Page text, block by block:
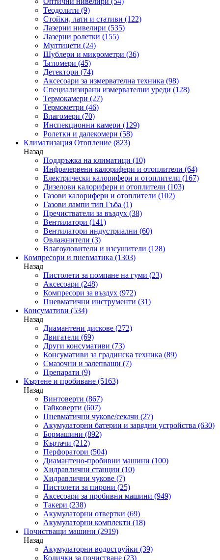
Теодолити (9)
Стойки, лати и стативи (122)
Лазерни нивелири (535)
Лазерни ролетки (155)
Мултицети (24)
Шублери и микрометри (36)
Ъгломери (45)
Детектори (74)
Аксесоари за измервателна техника (98)
Специализирани измервателни уреди (128)
Термокамери (27)
Термометри (46)
Влагомери (70)
Инспекционни камери (129)
Ролетки и далекомери (58)
Климатизация Отопление (823)
Назад
Поддръжка на климатици (10)
Инфрачервени калорифери и отоплители (64)
Електрически калорифери и отоплители (167)
Дизелови калорифери и отоплители (103)
Газови калорифери и отоплители (102)
Газови лампи тип Гъба (1)
Пречистватели за въздух (38)
Вентилатори (141)
Вентилатори индустриални (60)
Овлажнители (3)
Влагоуловители и изсушители (128)
Компресори и пневматика (1303)
Назад
Пистолети за помпане на гуми (23)
Аксесоари (248)
Компресори за въздух (972)
Пневматични инструменти (31)
Консумативи (534)
Назад
Диамантени дискове (272)
Двигатели (69)
Други консумативи (73)
Консумативи за градинска техника (89)
Смазочни и залепващи (7)
Препарати (9)
Къртене и пробиване (5163)
Назад
Винтоверти (867)
Гайковерти (607)
Пневматични чукове/секачи (27)
Акумулаторни батерии и зарядни устройства (630)
Бормашини (892)
Къртачи (212)
Перфоратори (504)
Диамантено-пробивни машини (100)
Хидравлични станции (10)
Хидравлични чукове (7)
Пистолети за пирони (25)
Аксесоари за пробивни машини (949)
Такери (238)
Акумулаторни отвертки (69)
Акумулаторни комплекти (18)
Почистващи машини (2919)
Назад
Акумулаторни водоструйки (39)
Колички за почистване (23)